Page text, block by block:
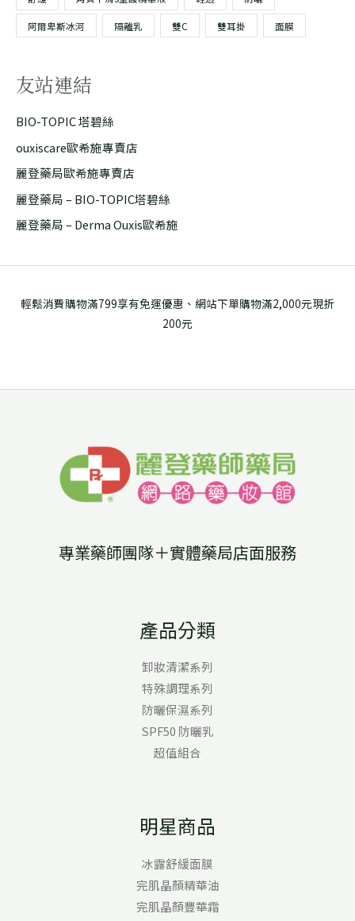
阿爾卑斯冰河 隔離乳 雙C 雙耳掛 面膜
友站連結
BIO-TOPIC 塔碧絲
ouxiscare歐希施專賣店
麗登藥局歐希施專賣店
麗登藥局 – BIO-TOPIC塔碧絲
麗登藥局 – Derma Ouxis歐希施
輕鬆消費購物滿799享有免運優惠、網站下單購物滿2,000元現折
200元
專業藥師團隊＋實體藥局店面服務
產品分類
卸妝清潔系列
特殊調理系列
防曬保濕系列
SPF50 防曬乳
超值組合
明星商品
冰露舒緩面膜
完肌晶顏精華油
完肌晶顏豐華霜